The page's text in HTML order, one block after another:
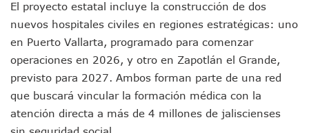
Brigada Forense Brindará Atención A Familias De
Vecinos De Vallarta 500 Exponen Queja De Vialidades A
Pelea De Extranjera Durante Función De “La Odisea” En
Joven Esgrimista De Puerto Vallarta Asegura Lugar En El
Llegan Camiones “oruga” A Puerto Vallarta Con
Coordinan Operativo Para Las Tradicionales Paseadas
Monzón Mexicano Causará Lluvias Muy Fuertes En
Acusado De Homicidio En El Tuito Permanecerá Un Año
Descartan Riesgo De Tsunami Para Puerto Vallarta Tras
El proyecto estatal incluye la construcción de dos
nuevos hospitales civiles en regiones estratégicas: uno
en Puerto Vallarta, programado para comenzar
operaciones en 2026, y otro en Zapotlán el Grande,
previsto para 2027. Ambos forman parte de una red
que buscará vincular la formación médica con la
atención directa a más de 4 millones de jaliscienses